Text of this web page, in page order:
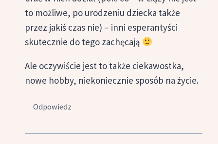
to możliwe, po urodzeniu dziecka także
przez jakiś czas nie) – inni esperantyści
skutecznie do tego zachęcają
Ale oczywiście jest to także ciekawostka,
nowe hobby, niekoniecznie sposób na życie.
Odpowiedz